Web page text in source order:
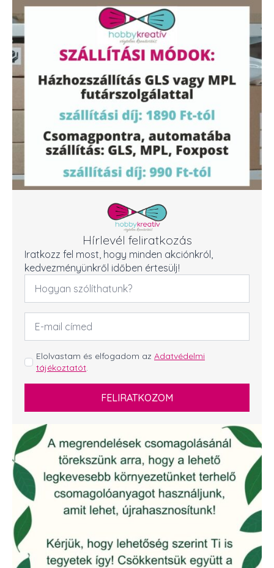
Hírlevél feliratkozás
Iratkozz fel most, hogy minden akciónkról,
kedvezményünkről időben értesülj!
Név
Email
cím
GDPR
*
Elolvastam és elfogadom az Adatvédelmi
tájékoztatót
FELIRATKOZOM